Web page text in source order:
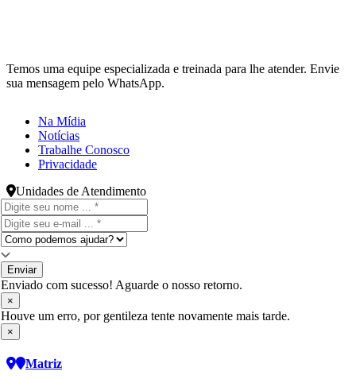
Temos uma equipe especializada e treinada para lhe atender. Envie
sua mensagem pelo WhatsApp.
Na Mídia
Notícias
Trabalhe Conosco
Privacidade
Unidades de Atendimento
Enviar
Enviado com sucesso! Aguarde o nosso retorno.
×
Houve um erro, por gentileza tente novamente mais tarde.
×
Matriz